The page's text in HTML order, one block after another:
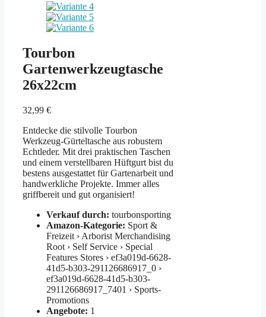
Tourbon
Gartenwerkzeugtasche
26x22cm
32,99 €
Entdecke die stilvolle Tourbon
Werkzeug-Gürteltasche aus robustem
Echtleder. Mit drei praktischen Taschen
und einem verstellbaren Hüftgurt bist du
bestens ausgestattet für Gartenarbeit und
handwerkliche Projekte. Immer alles
griffbereit und gut organisiert!
Verkauf durch: tourbonsporting
Amazon-Kategorie: Sport &
Freizeit › Arborist Merchandising
Root › Self Service › Special
Features Stores › ef3a019d-6628-
41d5-b303-291126686917_0 ›
ef3a019d-6628-41d5-b303-
291126686917_7401 › Sports-
Promotions
Angebote: 1